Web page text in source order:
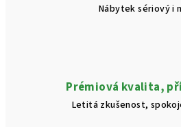
Nábytek sériový i
Prémiová kvalita,
Letitá zkušenost,